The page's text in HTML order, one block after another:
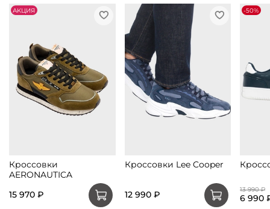
АKЦИЯ
Кроссовки
AERONAUTICA
15 970 ₽
Кроссовки Lee Cooper
12 990 ₽
-50%
13 990 ₽
6 990